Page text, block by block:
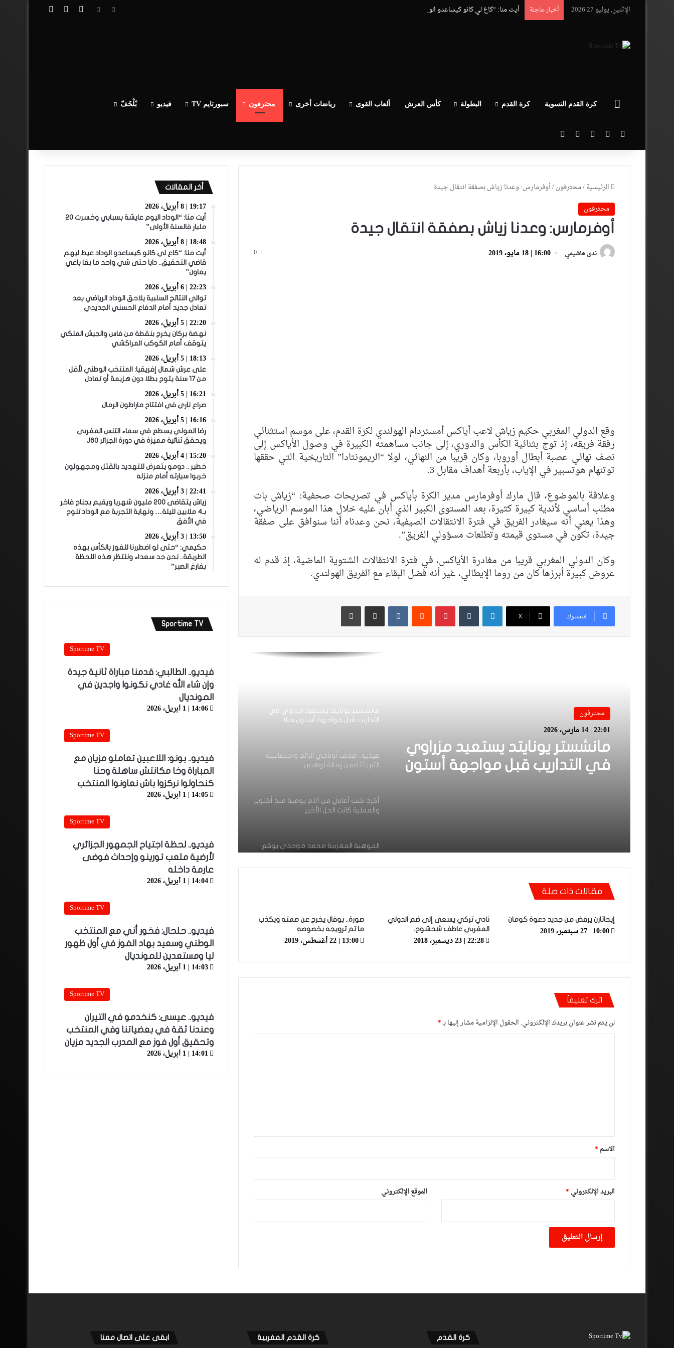
الإثنين, يوليو 27 2026 أخبار عاجلة أيت منا: “كاع لي كانو كيساعدو الوداد عيط ليهم قاضي التحقيق.. دابا حتى شي واحد ما بقا باغي يعاون” تسجيل الدخول
مقال عشوائي
الرئيسيةكرة القدم النسوية كرة القدم البطولة كأس العرش ألعاب القوى رياضات أخرى محترفون سبورتايم TV فيديو بْلْخَفّ
فيسبوك ‫YouTubeانستقرام
الرئيسية/محترفون/أوفرمارس: وعدنا زياش بصفقة انتقال جيدة
محترفون
أوفرمارس: وعدنا زياش بصفقة انتقال جيدة
ندى هاشيمي 16:00 | 18 مايو، 2019 0
وقع الدولي المغربي حكيم زياش لاعب أياكس أمستردام الهولندي لكرة القدم، على موسم استثنائي
رفقة فريقه، إذ توج بثنائية الكأس والدوري، إلى جانب مساهمته الكبيرة في وصول الأياكس إلى
نصف نهائي عصبة أبطال أوروبا، وكان قريبا من النهائي، لولا “الريمونتادا” التاريخية التي حققها
توتنهام هوتسبير في الإياب، بأربعة أهداف مقابل 3.
وعلاقة بالموضوع، قال مارك أوفرمارس مدير الكرة بأياكس في تصريحات صحفية: “زياش بات
مطلب أساسي لأندية كبيرة كثيرة، بعد المستوى الكبير الذي أبان عليه خلال هذا الموسم الرياضي،
وهذا يعني أنه سيغادر الفريق في فترة الانتقالات الصيفية، نحن وعدناه أننا سنوافق على صفقة
جيدة، تكون في مستوى قيمته وتطلعات مسؤولي الفريق”.
وكان الدولي المغربي قريبا من مغادرة الأياكس، في فترة الانتقالات الشتوية الماضية، إذ قدم له
عروض كبيرة أبرزها كان من روما الإيطالي، غير أنه فضل البقاء مع الفريق الهولندي.
فيسبوك ‫X
لينكدإن بينتيريست مشاركة عبر البريد طباعة
محترفون
22:01 | 14 مارس، 2026
مانشستر يونايتد يستعيد مزراوي
في التداريب قبل مواجهة أستون
أسامة طنان يبرز ضمن قائمة نجوم كبار
الدوري القطري
عدلي يواصل التألق رفقة فريقه بورنموث
الأنجليزي
رقم مميز جديد لحكيمي في دوري أبطال
رسميا.. داري يغادر الأهلي وينتقل إلى
مانشستر يونايتد يستعيد مزراوي في
التداريب قبل مواجهة أستون فيلا
فيديو.. هدف أوناحي الرائع واحتفاليته
التي تتضمن رسالة لوهبي
أكرد: كنت أعاني من آلام يومية منذ أكتوبر
والعملية كانت الحل الأخير
الموهبة المغربية محمد موحدي يوقع
عدلي يواصل التألق رفقة فريقه بورنموث
فيديو.. هدف أوناحي الرائع واحتفاليته
مقالات ذات صلة
إيحاتارن يرفض من جديد دعوة كومان
10:00 | 27 سبتمبر، 2019
نادي تركي يسعى إلى ضم الدولي
المغربي عاطف شحشوح.
22:28 | 23 ديسمبر، 2018
صورة.. بوفال يخرج عن صمته ويكذب
ما تم ترويجه بخصوصه
13:00 | 22 أغسطس، 2019
اترك تعليقاً
لن يتم نشر عنوان بريدك الإلكتروني. الحقول الإلزامية مشار إليها بـ*
*
الاسم *
البريد الإلكتروني * الموقع الإلكتروني
أخر المقالات
19:17 | 8 أبريل، 2026
أيت منا: “الوداد اليوم عايشة بسبابي وخسرت 20
مليار فالسنة الأولى”
18:48 | 8 أبريل، 2026
أيت منا: “كاع لي كانو كيساعدو الوداد عيط ليهم
قاضي التحقيق.. دابا حتى شي واحد ما بقا باغي
يعاون”
22:23 | 6 أبريل، 2026
توالي النتائج السلبية يلاحق الوداد الرياضي بعد
تعادل جديد أمام الدفاع الحسني الجديدي
22:20 | 5 أبريل، 2026
نهضة بركان يخرج بنقطة من فاس والجيش الملكي
يتوقف أمام الكوكب المراكشي
18:13 | 5 أبريل، 2026
على عرش شمال إفريقيا: المنتخب الوطني لأقل
من 17 سنة يتوج بطلا دون هزيمة أو تعادل
16:21 | 5 أبريل، 2026
صراع ناري في افتتاح ماراطون الرمال
16:16 | 5 أبريل، 2026
رضا العوني يسطع في سماء التنس المغربي
ويحقق ثنائية مميزة في دورة الجزائر J60
15:20 | 4 أبريل، 2026
خطير .. دومو يتعرض للتهديد بالقتل ومجهولون
خربوا سيارته أمام منزله
22:41 | 3 أبريل، 2026
زياش يتقاضى 200 مليون شهريا ويقيم بجناح فاخر
بـ4 ملايين لليلة… ونهاية التجربة مع الوداد تلوح
في الأفق
13:50 | 3 أبريل، 2026
حكيمي: “حتى لو اضطررنا للفوز بالكأس بهذه
الطريقة.. نحن جد سعداء وننتظر هذه اللحظة
بفارغ الصبر”
Sportime TV
Sportime TV
فيديو.. الطالبي: قدمنا مباراة ثانية جيدة
وإن شاء الله غادي نكونوا واجدين في
المونديال
14:06 | 1 أبريل، 2026
Sportime TV
فيديو.. بونو: اللاعبين تعاملو مزيان مع
المباراة وخا مكانتش ساهلة وحنا
كنحاولوا نركزوا باش نعاونوا المنتخب
14:05 | 1 أبريل، 2026
Sportime TV
فيديو.. لحظة اجتياح الجمهور الجزائري
لأرضية ملعب تورينو وإحداث فوضى
عارمة داخله
14:04 | 1 أبريل، 2026
Sportime TV
فيديو.. حلحال: فخور أني مع المنتخب
الوطني وسعيد بهاد الفوز في أول ظهور
ليا ومستعدين للمونديال
14:03 | 1 أبريل، 2026
Sportime TV
فيديو.. عيسى: كنخدمو في التيران
وعندنا ثقة في بعضياتنا وفي المنتخب
وتحقيق أول فوز مع المدرب الجديد مزيان
14:01 | 1 أبريل، 2026
كرة القدم كرة القدم المغربية ابقى على اتصال معنا